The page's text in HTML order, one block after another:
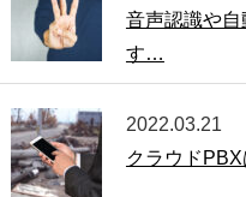
音声認識や
す…
2022.03.21
クラウド